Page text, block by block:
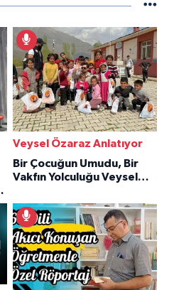
Veysel Özaraz Anlatıyor
Bir Çocuğun Umudu, Bir
Vakfın Yolculuğu Veysel